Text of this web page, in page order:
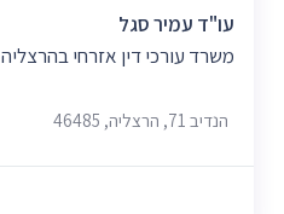
עו"ד עמיר סגל
משרד עורכי דין אזרחי בהרצליה
הנדיב 71, הרצליה, 46485